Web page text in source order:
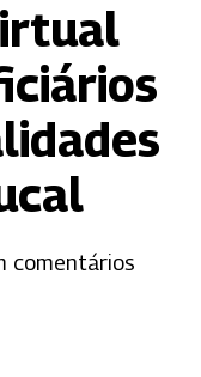
comentários